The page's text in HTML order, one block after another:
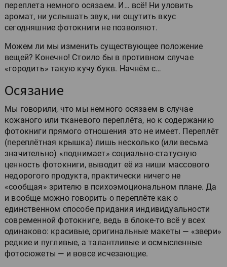
переплета немного осязаем. И… всё! Ни уловить
аромат, ни услышать звук, ни ощутить вкус
сегодняшние фотокниги не позволяют.
Можем ли мы изменить существующее положение
вещей? Конечно! Стоило бы в противном случае
«городить» такую кучу букв. Начнём с…
Осязание
Мы говорили, что мы немного осязаем в случае
кожаного или тканевого переплёта, но к содержанию
фотокниги прямого отношения это не имеет. Переплёт
(переплётная крышка) лишь несколько (или весьма
значительно) «поднимает» социально-статусную
ценность фотокниги, выводит её из ниши массового
недорогого продукта, практически ничего не
«сообщая» зрителю в психоэмоциональном плане. Да
и вообще можно говорить о переплёте как о
единственном способе придания индивидуальности
современной фотокниге, ведь в блоке-то всё у всех
одинаково: красивые, оригинальные макеты — «звери»
редкие и пугливые, а талантливые и осмысленные
фотосюжеты — и вовсе исчезающие.